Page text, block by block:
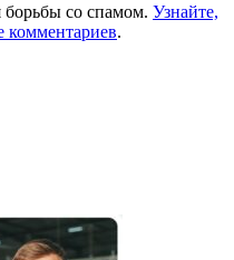
борьбы со спамом. Узнайте,
комментариев.